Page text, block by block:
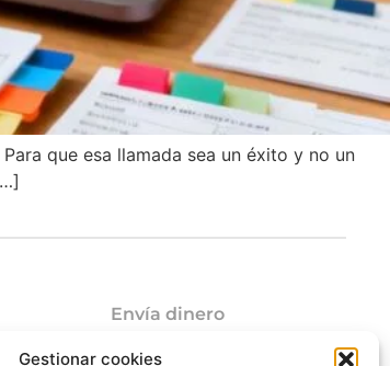
Gestionar cookies
que esa llamada sea un éxito y no un
Envía dinero